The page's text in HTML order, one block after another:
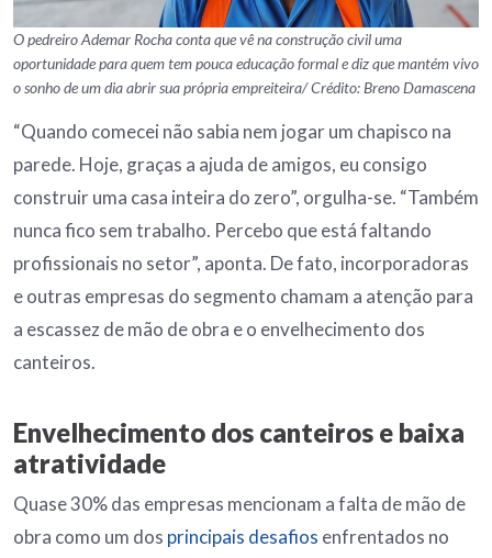
O pedreiro Ademar Rocha conta que vê na construção civil uma
oportunidade para quem tem pouca educação formal e diz que mantém vivo
o sonho de um dia abrir sua própria empreiteira/ Crédito: Breno Damascena
“Quando comecei não sabia nem jogar um chapisco na
parede. Hoje, graças a ajuda de amigos, eu consigo
construir uma casa inteira do zero”, orgulha-se. “Também
nunca fico sem trabalho. Percebo que está faltando
profissionais no setor”, aponta. De fato, incorporadoras
e outras empresas do segmento chamam a atenção para
a escassez de mão de obra e o envelhecimento dos
canteiros.
Envelhecimento dos canteiros e baixa
atratividade
Quase 30% das empresas mencionam a falta de mão de
obra como um dos principais desafios enfrentados no